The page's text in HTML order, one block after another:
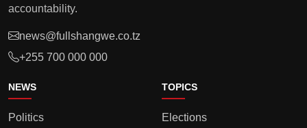
accountability.
news@fullshangwe.co.tz
+255 700 000 000
NEWS
Politics
TOPICS
Elections